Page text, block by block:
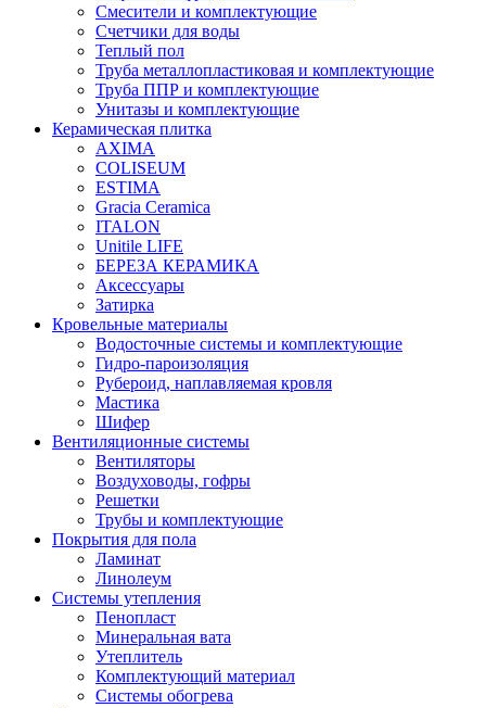
Смесители и комплектующие
Счетчики для воды
Теплый пол
Труба металлопластиковая и комплектующие
Труба ППР и комплектующие
Унитазы и комплектующие
Керамическая плитка
AXIMA
COLISEUM
ESTIMA
Gracia Ceramica
ITALON
Unitile LIFE
БЕРЕЗА КЕРАМИКА
Аксессуары
Затирка
Кровельные материалы
Водосточные системы и комплектующие
Гидро-пароизоляция
Рубероид, наплавляемая кровля
Мастика
Шифер
Вентиляционные системы
Вентиляторы
Воздуховоды, гофры
Решетки
Трубы и комплектующие
Покрытия для пола
Ламинат
Линолеум
Системы утепления
Пенопласт
Минеральная вата
Утеплитель
Комплектующий материал
Системы обогрева